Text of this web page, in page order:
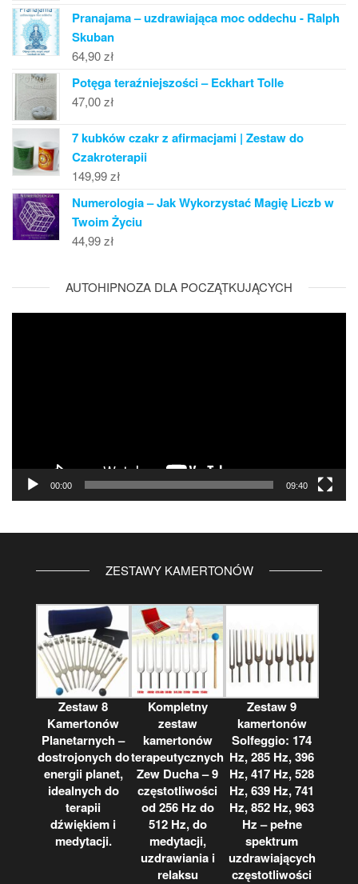
Pranajama – uzdrawiająca moc oddechu - Ralph
Skuban
64,90zł
Potęga teraźniejszości – Eckhart Tolle
47,00zł
7 kubków czakr z afirmacjami | Zestaw do
Czakroterapii
149,99zł
Numerologia – Jak Wykorzystać Magię Liczb w
Twoim Życiu
44,99zł
AUTOHIPNOZA DLA POCZĄTKUJĄCYCH
00:00 09:40
ZESTAWY KAMERTONÓW
Zestaw 8
Kamertonów
Planetarnych –
dostrojonych do
energii planet,
idealnych do
terapii
dźwiękiem i
medytacji.
Kompletny
zestaw
kamertonów
terapeutycznych
Zew Ducha – 9
częstotliwości
od 256 Hz do
512 Hz, do
medytacji,
uzdrawiania i
relaksu
Zestaw 9
kamertonów
Solfeggio: 174
Hz, 285 Hz, 396
Hz, 417 Hz, 528
Hz, 639 Hz, 741
Hz, 852 Hz, 963
Hz – pełne
spektrum
uzdrawiających
częstotliwości